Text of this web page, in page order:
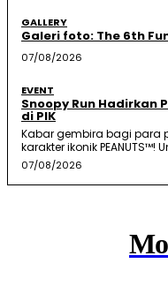
GALLERY
Galeri foto: The 6th
07/08/2026
EVENT
Snoopy Run Hadirkan
di PIK
Kabar gembira bagi para
karakter ikonik PEANUTS™!
07/08/2026